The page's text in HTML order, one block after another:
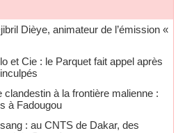
Dièye, animateur de l’émission «
et Cie : le Parquet fait appel après
clandestin à la frontière malienne :
à Fadougou
: au CNTS de Dakar, des